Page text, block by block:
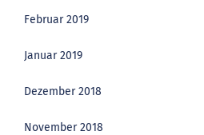
Februar 2019
Januar 2019
Dezember 2018
November 2018